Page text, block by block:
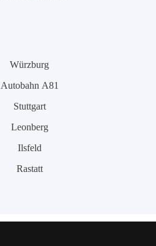
Würzburg
Autobahn A81
Stuttgart
Leonberg
Ilsfeld
Rastatt